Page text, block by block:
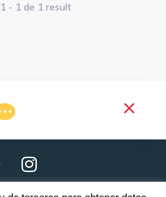
1 - 1 de 1 result